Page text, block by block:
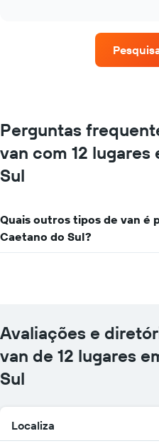
localizações
O
tem
X
exibindo
empresas
gráfico
tem
1
Y
o
preço
Perguntas
van com 12 lugares
Sul
Quais outros tipos de van é
Caetano do Sul?
Avaliações e
van de 12 lugares
Sul
Localiza